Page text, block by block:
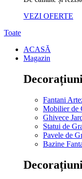
VEZI OFERTE
Toate
ACASĂ
Magazin
Fantani
Mobilier de
Ghivece
Statui de
Pavele de
Bazine